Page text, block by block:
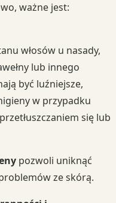
ważne jest:
włosów u nasady,
lub innego
być luźniejsze,
w przypadku
się lub
pozwoli uniknąć
ze skórą.